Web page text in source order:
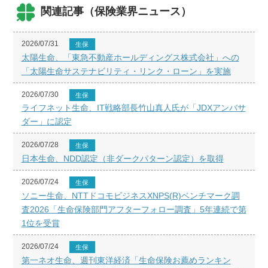
関連記事（保険業界ニュース）
2026/07/31 生保
太陽生命、「東急不動産ホールディングス株式会社」への
「太陽生命サステナビリティ・リンク・ローン」を実施
2026/07/30 生保
ライフネット生命、IT戦略部長竹山真人氏が「JDXアンバサ
ダー」に認定
2026/07/28 生保
日本生命、NDD認定（非ダークパターン認定）を取得
2026/07/24 生保
ソニー生命、NTTドコモビジネスXNPS(R)ベンチマーク調
査2026「生命保険部門アフターフォロー調査」5年連続で第
1位を受賞
2026/07/24 生保
第一ネオ生命、週刊東洋経済「生命保険お薦めランキン